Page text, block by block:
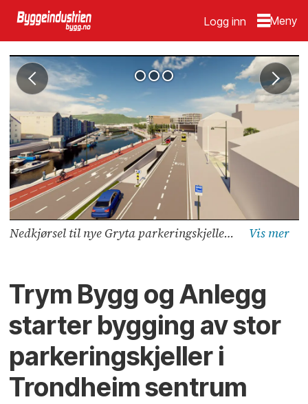
Logg inn
Nedkjørsel til nye Gryta parkeringskjeller. Bygningsmassen i bakkant er fortsatt under planlegging. Illustrasjon: Asplan Viak
Trym Bygg og Anlegg
starter bygging av stor
parkeringskjeller i
Trondheim sentrum